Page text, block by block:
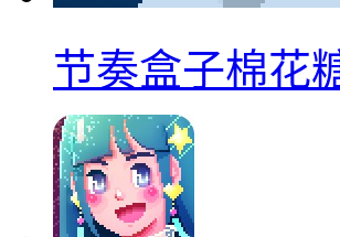
节奏盒子棉花